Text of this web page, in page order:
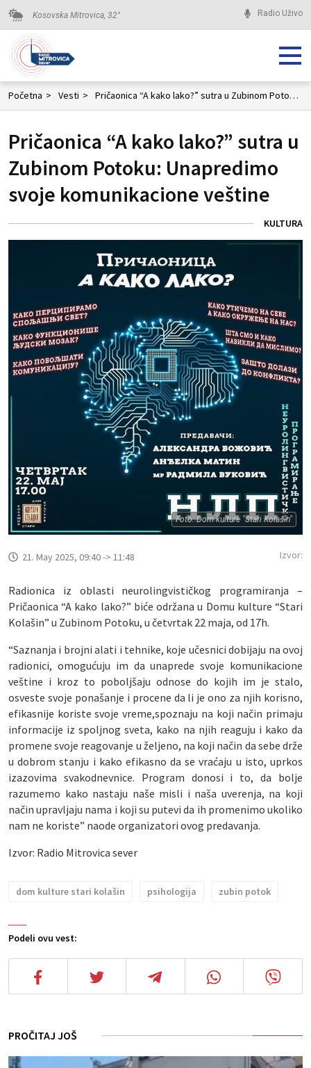
Kosovska Mitrovica, 32° Radio Uživo
Početna > Vesti > Pričaonica “A kako lako?” sutra u Zubinom Potoku: Unapredimo svoje komunikacione veštine
Pričaonica “A kako lako?” sutra u
Zubinom Potoku: Unapredimo
svoje komunikacione veštine
KULTURA
Foto: Dom kulture "Stari Kolašin"
Podeli ovu vest:
21. May 2025, 09:40 -> 11:48 Izvor:
Radionica iz oblasti neurolingvističkog programiranja –
Pričaonica “A kako lako?” biće održana u Domu kulture “Stari
Kolašin” u Zubinom Potoku, u četvrtak 22 maja, od 17h.
“Saznanja i brojni alati i tehnike, koje učesnici dobijaju na ovoj
radionici, omogućuju im da unaprede svoje komunikacione
veštine i kroz to poboljšaju odnose do kojih im je stalo,
osveste svoje ponašanje i procene da li je ono za njih korisno,
efikasnije koriste svoje vreme,spoznaju na koji način primaju
informacije iz spoljnog sveta, kako na njih reaguju i kako da
promene svoje reagovanje u željeno, na koji način da sebe drže
u dobrom stanju i kako efikasno da se vraćaju u isto, uprkos
izazovima svakodnevnice. Program donosi i to, da bolje
razumemo kako nastaju naše misli i naša uverenja, na koji
način upravljaju nama i koji su putevi da ih promenimo ukoliko
nam ne koriste” naode organizatori ovog predavanja.
Izvor: Radio Mitrovica sever
dom kulture stari kolašin psihologija zubin potok
PROČITAJ JOŠ